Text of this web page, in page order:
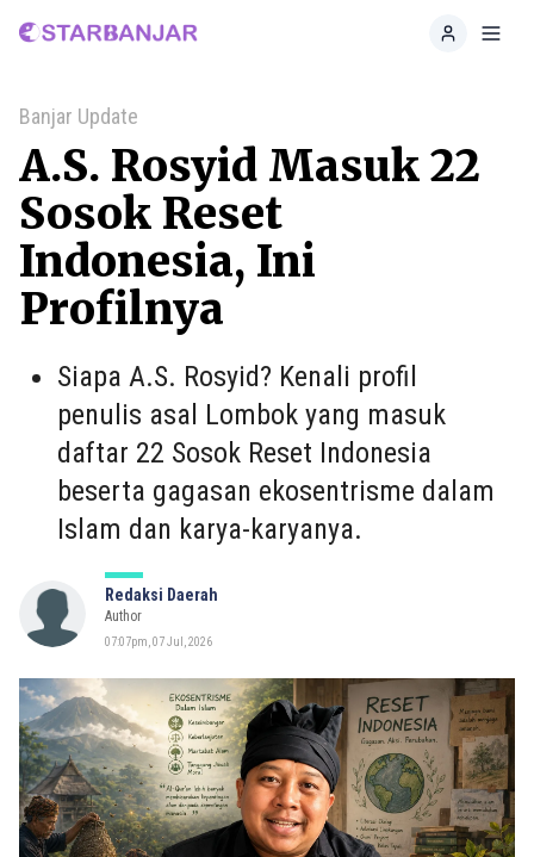
Home
Banjar Update
A.S. Rosyid Masuk 22
Sosok Reset
Indonesia, Ini
Profilnya
Siapa A.S. Rosyid? Kenali profil
penulis asal Lombok yang masuk
daftar 22 Sosok Reset Indonesia
beserta gagasan ekosentrisme dalam
Islam dan karya-karyanya.
Redaksi Daerah
Author
07:07pm, 07 Jul, 2026